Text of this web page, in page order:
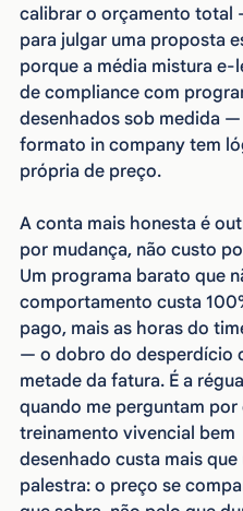
calibrar o orçamento total
para julgar uma proposta
porque a média mistura e-
de compliance com
desenhados sob medida
formato in company tem
própria de preço.
A conta mais honesta é
por mudança, não custo
Um programa barato que
comportamento custa
pago, mais as horas do
— o dobro do desperdício
metade da fatura. É a
quando me perguntam por
treinamento vivencial bem
desenhado custa mais que
palestra: o preço se